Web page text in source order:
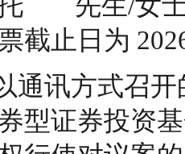
截止日为
通讯方式召
型证券投资